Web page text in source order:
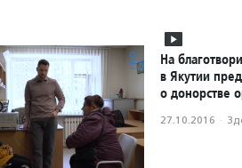
На
в Якутии
о донорстве
27.10.2016 ·